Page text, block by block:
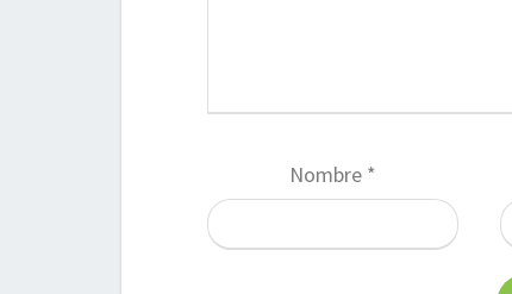
Nombre *